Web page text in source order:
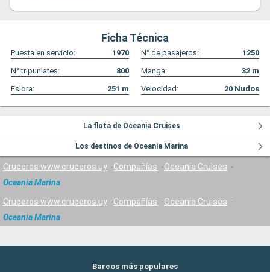
Ficha Técnica
Puesta en servicio: 1970 N° de pasajeros:
1250
N° tripunlates:
800 Manga: 32 m
Eslora:
251 m Velocidad: 20 Nudos
La flota de Oceania Cruises
Los destinos de Oceania Marina
Cruceros www.cruceros.uy Compañías
Oceania Cruises
Oceania Marina
Cruceros www.cruceros.uy Compañías
Oceania Cruises
Oceania Marina
Barcos más populares